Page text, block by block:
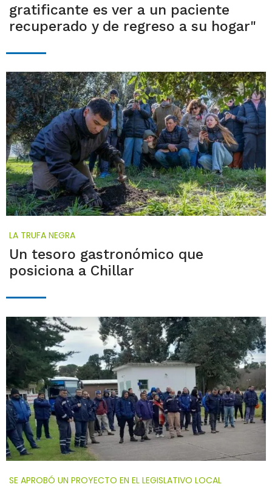
gratificante es ver a un paciente
recuperado y de regreso a su hogar"
LA TRUFA NEGRA
Un tesoro gastronómico que
posiciona a Chillar
SE APROBÓ UN PROYECTO EN EL LEGISLATIVO LOCAL